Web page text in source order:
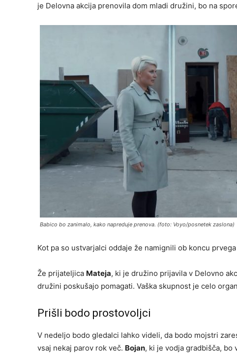
je Delovna akcija prenovila dom mladi družini, bo na
Babico bo zanimalo, kako napreduje prenova. (foto: Voyo/posnetek zaslona)
Kot pa so ustvarjalci oddaje že namignili ob koncu
Že prijateljica Mateja, ki je družino prijavila v Delovno
družini poskušajo pomagati. Vaška skupnost je celo
Prišli bodo prostovoljci
V nedeljo bodo gledalci lahko videli, da bodo mojstri
vsaj nekaj parov rok več. Bojan, ki je vodja gradbišča, bo